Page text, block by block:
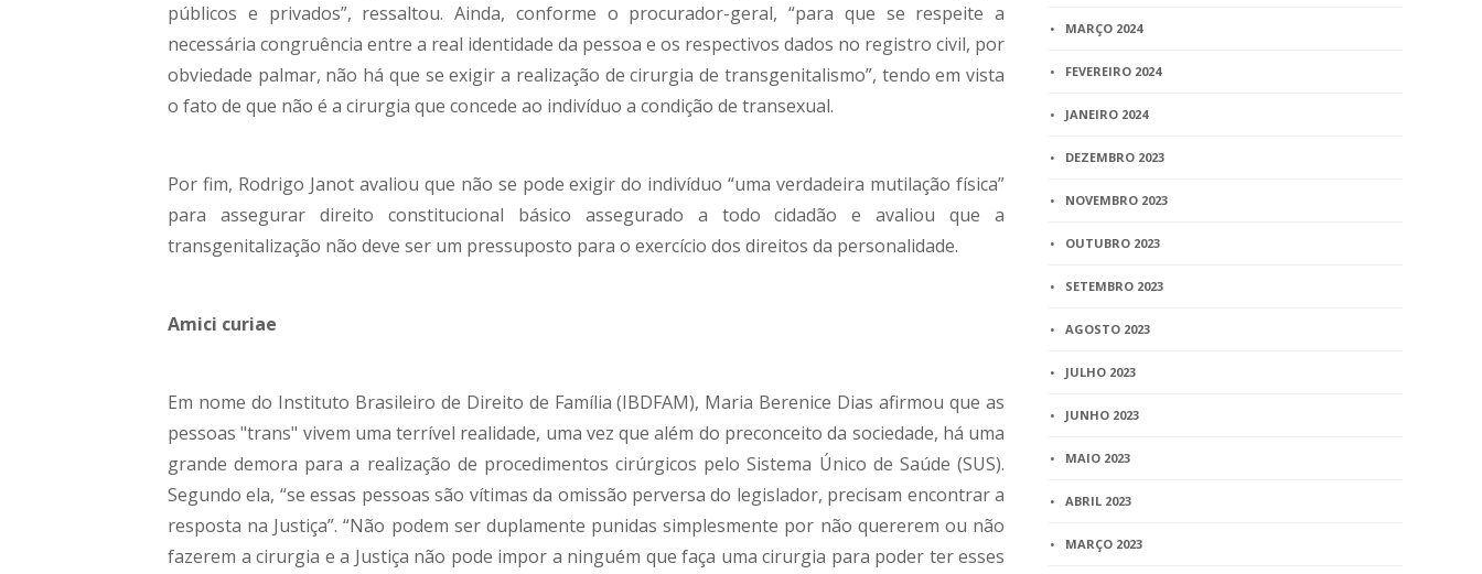
públicos e privados”, ressaltou. Ainda, conforme o procurador-geral, “para que se respeite a
necessária congruência entre a real identidade da pessoa e os respectivos dados no registro civil, por
obviedade palmar, não há que se exigir a realização de cirurgia de transgenitalismo”, tendo em vista
o fato de que não é a cirurgia que concede ao indivíduo a condição de transexual.
Por fim, Rodrigo Janot avaliou que não se pode exigir do indivíduo “uma verdadeira mutilação física”
para assegurar direito constitucional básico assegurado a todo cidadão e avaliou que a
transgenitalização não deve ser um pressuposto para o exercício dos direitos da personalidade.
Amici curiae
Em nome do Instituto Brasileiro de Direito de Família (IBDFAM), Maria Berenice Dias afirmou que as
pessoas "trans" vivem uma terrível realidade, uma vez que além do preconceito da sociedade, há uma
grande demora para a realização de procedimentos cirúrgicos pelo Sistema Único de Saúde (SUS).
Segundo ela, “se essas pessoas são vítimas da omissão perversa do legislador, precisam encontrar a
resposta na Justiça”. “Não podem ser duplamente punidas simplesmente por não quererem ou não
fazerem a cirurgia e a Justiça não pode impor a ninguém que faça uma cirurgia para poder ter esses
MARÇO 2024
FEVEREIRO 2024
JANEIRO 2024
DEZEMBRO 2023
NOVEMBRO 2023
OUTUBRO 2023
SETEMBRO 2023
AGOSTO 2023
JULHO 2023
JUNHO 2023
MAIO 2023
ABRIL 2023
MARÇO 2023